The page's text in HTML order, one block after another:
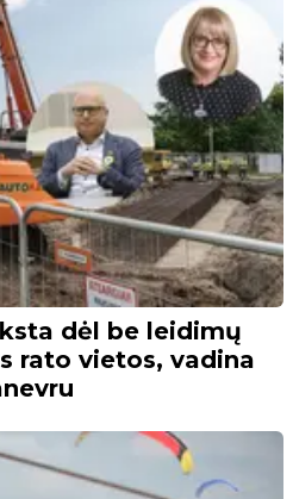
dėl be leidimų
rato vietos, vadina